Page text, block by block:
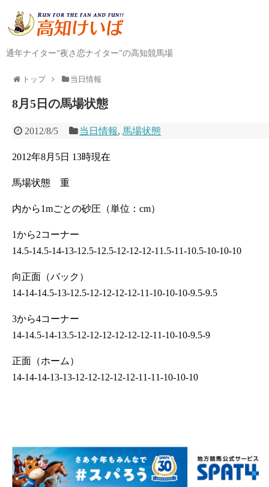
通年ナイター“夜さ恋ナイター”の高知競馬場
トップ 当日情報
8月5日の馬場状態
2012/8/5 当日情報, 馬場状態
2012年8月5日 13時現在
馬場状態 重
内から1mごとの砂圧（単位：cm）
1から2コーナー
14.5-14.5-14-13-12.5-12.5-12-12-12-11.5-11-10.5-10-10-10
向正面（バック）
14-14-14.5-13-12.5-12-12-12-12-11-10-10-10-9.5-9.5
3から4コーナー
14-14.5-14-13.5-12-12-12-12-12-12-11-10-10-9.5-9
正面（ホーム）
14-14-14-13-13-12-12-12-12-12-11-11-10-10-10